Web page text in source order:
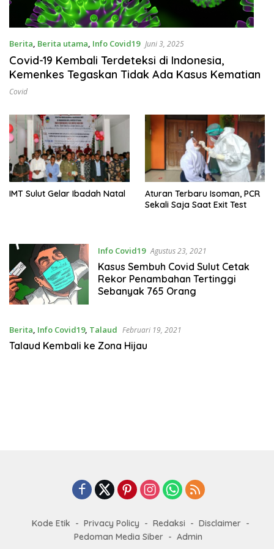
Berita, Berita utama, Info Covid19 Juni 3, 2025
Covid-19 Kembali Terdeteksi di Indonesia,
Kemenkes Tegaskan Tidak Ada Kasus Kematian
Covid
IMT Sulut Gelar Ibadah Natal
Aturan Terbaru Isoman, PCR
Sekali Saja Saat Exit Test
Info Covid19 Agustus 23, 2021
Kasus Sembuh Covid Sulut Cetak
Rekor Penambahan Tertinggi
Sebanyak 765 Orang
Berita, Info Covid19, Talaud Februari 19, 2021
Talaud Kembali ke Zona Hijau
Kode Etik Privacy Policy Redaksi
Disclaimer
Pedoman Media Siber
Admin